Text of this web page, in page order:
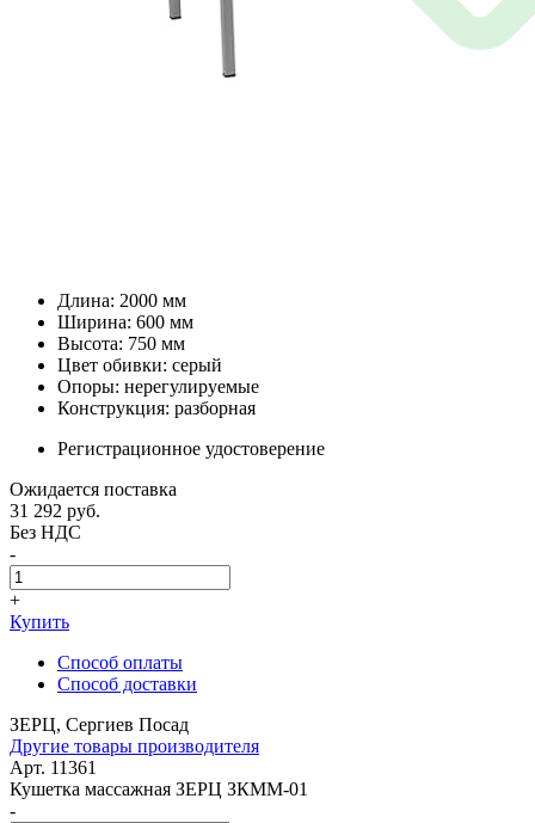
Длина: 2000 мм
Ширина: 600 мм
Высота: 750 мм
Цвет обивки: серый
Опоры: нерегулируемые
Конструкция: разборная
Регистрационное удостоверение
Ожидается поставка
31 292 руб.
Без НДС
-
+
Купить
Способ оплаты
Способ доставки
ЗЕРЦ, Сергиев Посад
Другие товары производителя
Арт. 11361
Кушетка массажная ЗЕРЦ ЗКММ-01
-